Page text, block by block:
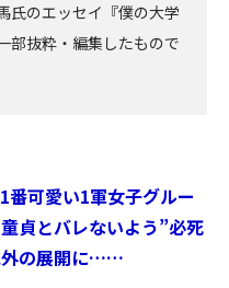
氏のエッセイ『僕の大学
部抜粋・編集したもので
番可愛い1軍女子グルー
貞とバレないよう”必死
外の展開に……